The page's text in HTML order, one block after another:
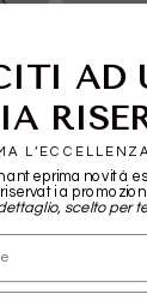
SAY
AD
anteprima novità
a
scelto per